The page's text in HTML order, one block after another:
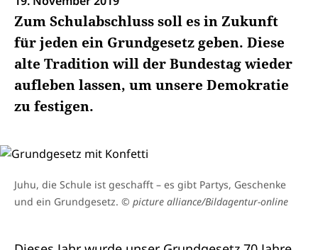
Zum Schulabschluss soll es in Zukunft
für jeden ein Grundgesetz geben. Diese
alte Tradition will der Bundestag wieder
aufleben lassen, um unsere Demokratie
zu festigen.
Juhu, die Schule ist geschafft – es gibt Partys, Geschenke
und ein Grundgesetz. © picture alliance/Bildagentur-online